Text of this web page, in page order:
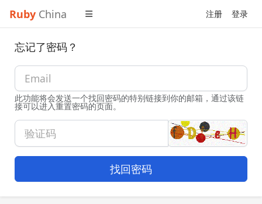
Ruby China 注册 登录
忘记了密码？
此功能将会发送一个找回密码的特别链接到你的邮箱，通过该链
接可以进入重置密码的页面。